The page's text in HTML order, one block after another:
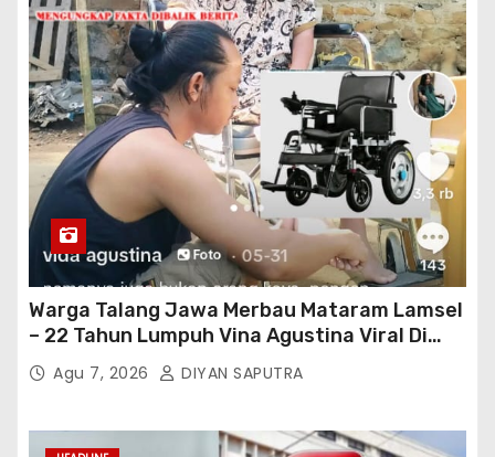
Warga Talang Jawa Merbau Mataram Lamsel
– 22 Tahun Lumpuh Vina Agustina Viral Di
Tiktok Inginkan Kursi Roda Listrik, Kepala
Perwakilan Provinsi Lampung Media
Bertindak
Agu 7, 2026 DIYAN SAPUTRA